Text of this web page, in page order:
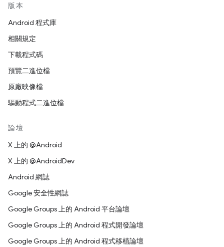
版本
Android 程式庫
相關規定
下載程式碼
預覽二進位檔
原廠映像檔
驅動程式二進位檔
論壇
X 上的 @Android
X 上的 @AndroidDev
Android 網誌
Google 安全性網誌
Google Groups 上的 Android 平台論壇
Google Groups 上的 Android 程式開發論壇
Google Groups 上的 Android 程式移植論壇